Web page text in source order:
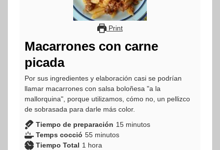
n
Print
Macarrones con carne
picada
Por sus ingredientes y elaboración casi se podrían
llamar macarrones con salsa boloñesa "a la
mallorquina", porque utilizamos, cómo no, un pellizco
de sobrasada para darle más color.
Tiempo de preparación 15minutos
minutos
Temps cocció 55minutos
minutos
Tiempo Total 1 hora
hora